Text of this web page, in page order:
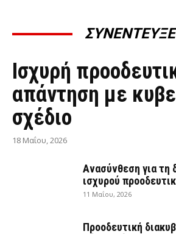
ΣΥΝΕΝΤΕΎΞΕΙΣ
Ισχυρή
απάντηση με
σχέδιο
18 Μαΐου, 2026
Ανασύνθεση για τη
ισχυρού
11 Μαΐου, 2026
Προοδευτική